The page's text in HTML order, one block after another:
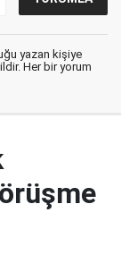
yazan kişiye
Her bir yorum